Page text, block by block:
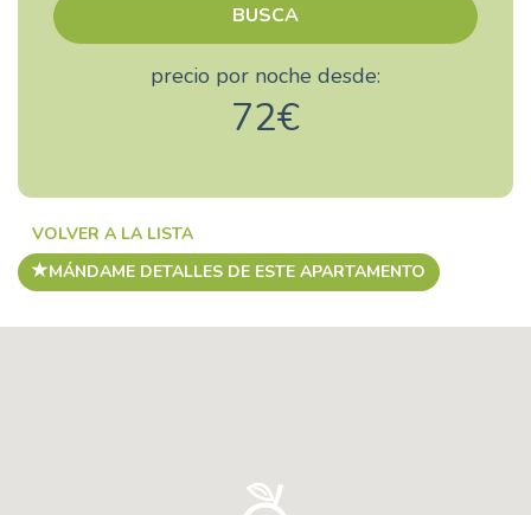
BUSCA
precio por noche desde:
72€
VOLVER A LA LISTA
MÁNDAME DETALLES DE ESTE APARTAMENTO